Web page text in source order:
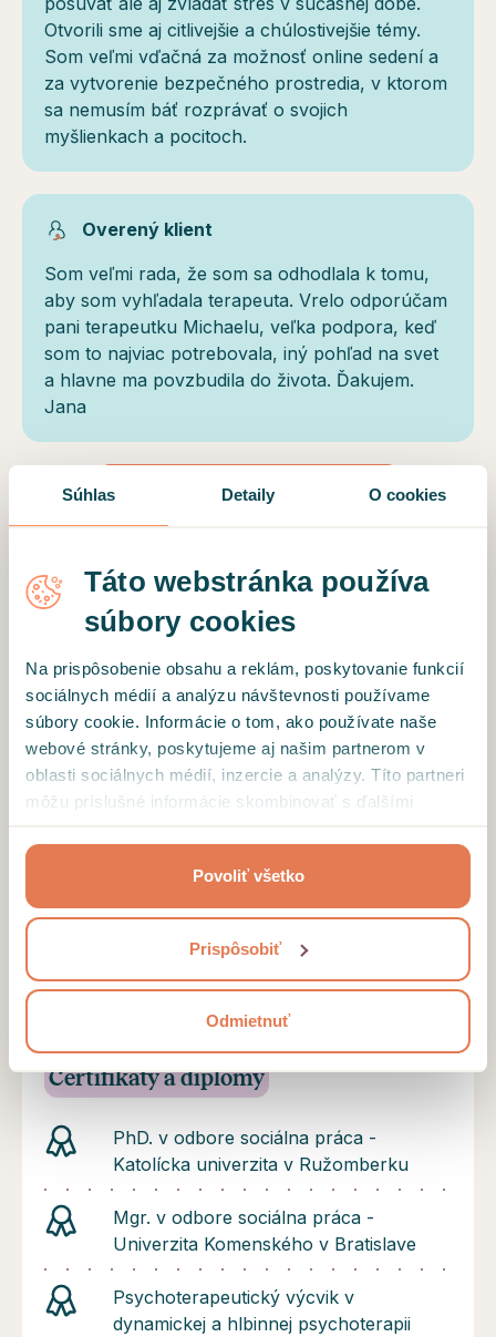
Súhlas Detaily O cookies
Táto webstránka používa
súbory cookies
Na prispôsobenie obsahu a reklám, poskytovanie funkcií
sociálnych médií a analýzu návštevnosti používame
súbory cookie. Informácie o tom, ako používate naše
webové stránky, poskytujeme aj našim partnerom v
oblasti sociálnych médií, inzercie a analýzy. Títo partneri
môžu príslušné informácie skombinovať s ďalšími
keď ste používali ich služby.
Povoliť všetko
Prispôsobiť
Odmietnuť
Otvorili sme aj citlivejšie a chúlostivejšie témy.
Som veľmi vďačná za možnosť online sedení a
za vytvorenie bezpečného prostredia, v ktorom
sa nemusím báť rozprávať o svojich
myšlienkach a pocitoch.
Overený klient
Som veľmi rada, že som sa odhodlala k tomu,
aby som vyhľadala terapeuta. Vrelo odporúčam
pani terapeutku Michaelu, veľka podpora, keď
som to najviac potrebovala, iný pohľad na svet
a hlavne ma povzbudila do života. Ďakujem.
Jana
NAČÍTAŤ ĎALŠIE RECENZIE
Motto
,,Život je príliš krátky na to, aby sme sa ho báli
žiť.“ Irvin Yalom
Vzdelanie a profil odborníka
Absolvovala som psychoterapeutický výcvik v
systéme SUR. Pri spoločnej práci tak môžeme
preskúmať, ako vaše minulé skúsenosti
hľadať účinné spôsoby, ako sa vysporiadať s
vašimi problémami. Rada tiež preskúmavam sny,
používam imagináciu a prvky arteterapie. Rada
mieru, podľa vašich individuálnych potrieb.
Certifikáty a diplomy
PhD. v odbore sociálna práca -
Katolícka univerzita v Ružomberku
Mgr. v odbore sociálna práca -
Univerzita Komenského v Bratislave
Psychoterapeutický výcvik v
dynamickej a hlbinnej psychoterapii